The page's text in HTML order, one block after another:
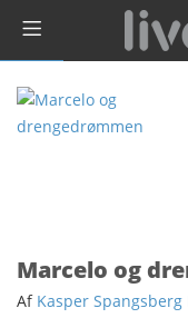
Marcelo og
Af Kasper